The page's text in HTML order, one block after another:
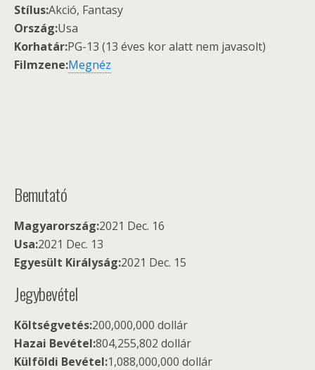
Stílus:Akció, Fantasy
Ország:Usa
Korhatár:PG-13 (13 éves kor alatt nem javasolt)
Filmzene:Megnéz
Bemutató
Magyarország:2021 Dec. 16
Usa:2021 Dec. 13
Egyesült Királyság:2021 Dec. 15
Jegybevétel
Költségvetés:200,000,000 dollár
Hazai Bevétel:804,255,802 dollár
Külföldi Bevétel:1,088,000,000 dollár